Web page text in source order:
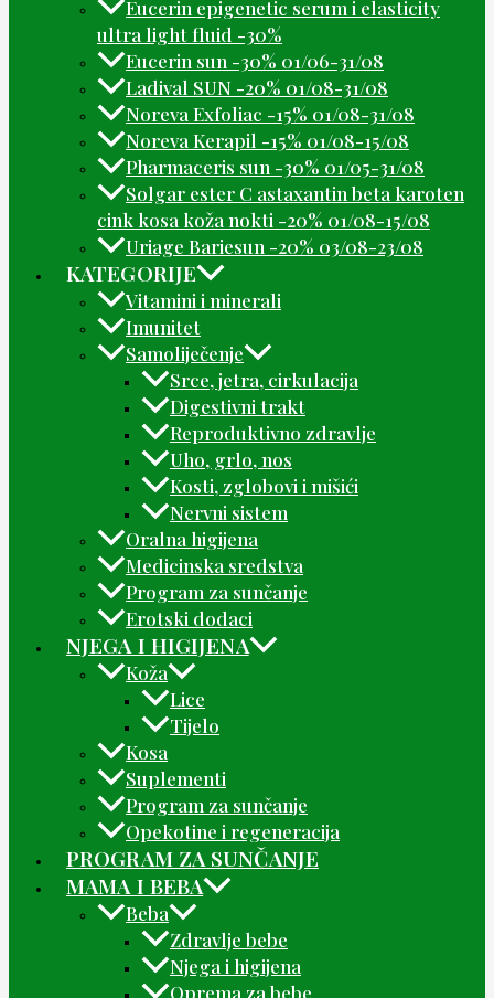
Eucerin epigenetic serum i elasticity
ultra light fluid -30%
Eucerin sun -30% 01/06-31/08
Ladival SUN -20% 01/08-31/08
Noreva Exfoliac -15% 01/08-31/08
Noreva Kerapil -15% 01/08-15/08
Pharmaceris sun -30% 01/05-31/08
Solgar ester C astaxantin beta karoten
cink kosa koža nokti -20% 01/08-15/08
Uriage Bariesun -20% 03/08-23/08
KATEGORIJE
Vitamini i minerali
Imunitet
Samoliječenje
Srce, jetra, cirkulacija
Digestivni trakt
Reproduktivno zdravlje
Uho, grlo, nos
Kosti, zglobovi i mišići
Nervni sistem
Oralna higijena
Medicinska sredstva
Program za sunčanje
Erotski dodaci
NJEGA I HIGIJENA
Koža
Lice
Tijelo
Kosa
Suplementi
Program za sunčanje
Opekotine i regeneracija
PROGRAM ZA SUNČANJE
MAMA I BEBA
Beba
Zdravlje bebe
Njega i higijena
Oprema za bebe